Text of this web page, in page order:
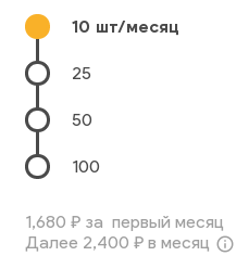
10 шт/месяц
25
50
100
1,680 ₽ за первый месяц
Далее 2,400 ₽ в месяц info_outline